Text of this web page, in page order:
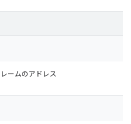
ームのアドレス